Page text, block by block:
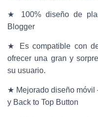
★ 100% diseño de
Blogger
★ Es compatible con
ofrecer una gran y
su usuario.
★ Mejorado diseño móvil
y Back to Top Button